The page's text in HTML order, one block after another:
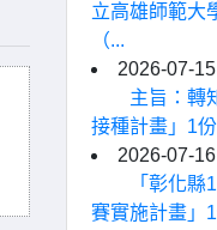
立高雄師範大
（...
2026-07-15
主旨：轉
接種計畫」1份
2026-07-16
「彰化
賽實施計畫」